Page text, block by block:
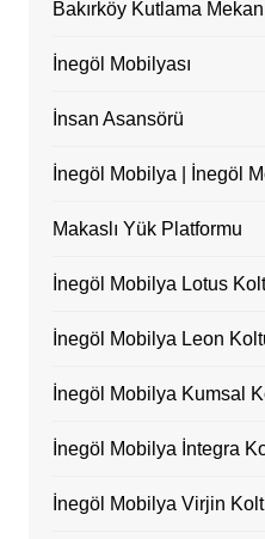
Bakırköy Kutlama
İnegöl Mobilyası
İnsan Asansörü
İnegöl Mobilya | İnegöl
Makaslı Yük Platformu
İnegöl Mobilya Lotus
İnegöl Mobilya Leon
İnegöl Mobilya Kumsal
İnegöl Mobilya İntegra
İnegöl Mobilya Virjin